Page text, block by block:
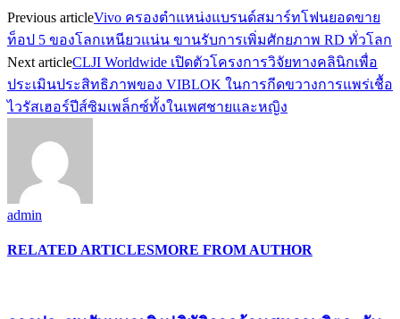
Previous articleVivo ครองตำแหน่งแบรนด์สมาร์ทโฟนยอดขาย
ท็อป 5 ของโลกเหนียวแน่น ขานรับการเพิ่มศักยภาพ RD ทั่วโลก
Next articleCLJI Worldwide เปิดตัวโครงการวิจัยทางคลินิกเพื่อ
ประเมินประสิทธิภาพของ VIBLOK ในการกีดขวางการแพร่เชื้อ
ไวรัสเฮอร์ปีส์ซิมเพล็กซ์ทั้งในเพศชายและหญิง
admin
RELATED ARTICLESMORE FROM AUTHOR